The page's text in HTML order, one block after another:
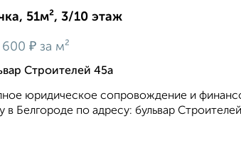
51м², 3/10 этаж
600 ₽ за м²
Строителей 45а
юридическое сопровождение и
в Белгороде по адресу: бульвар